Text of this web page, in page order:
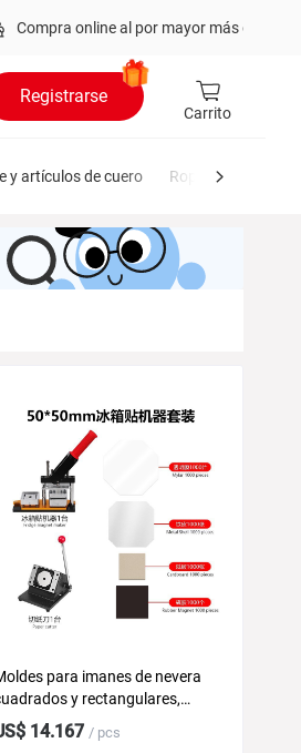
online al por mayor más de1 millón
Registrarse
Carrito
y artículos de cuero Ropa de hombre
para imanes de nevera
y rectangulares,
para imanes de
juego de material
14.167 / pcs